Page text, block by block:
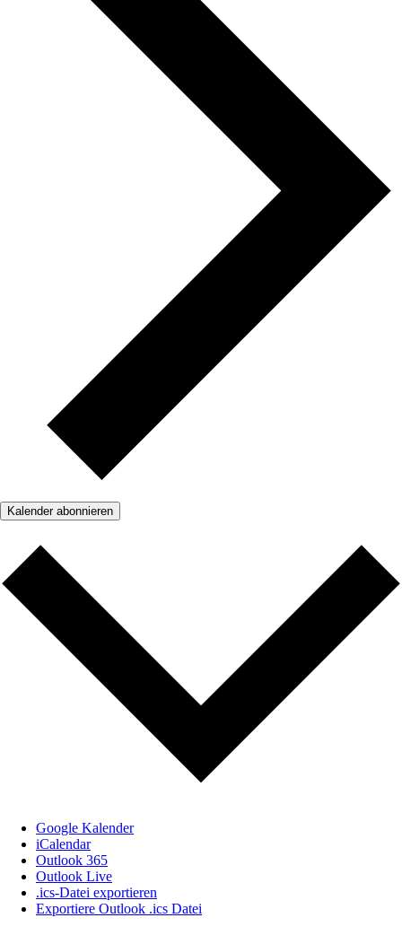
Kalender abonnieren
Google Kalender
iCalendar
Outlook 365
Outlook Live
.ics-Datei exportieren
Exportiere Outlook .ics Datei